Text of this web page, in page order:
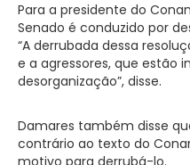
Para a presidente do
Senado é conduzido por
“A derrubada dessa
e a agressores, que estão
desorganização”, disse.
Damares também disse
contrário ao texto do
motivo para derrubá-lo.